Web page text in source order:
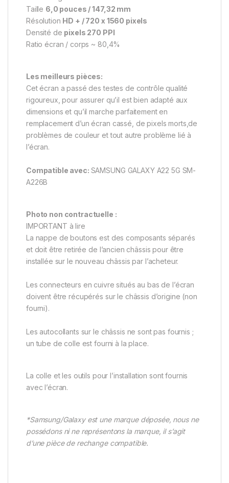
Taille 6,0 pouces / 147,32 mm
Résolution HD + / 720 x 1560 pixels
Densité de pixels 270 PPI
Ratio écran / corps ~ 80,4%
Les meilleurs pièces:
Cet écran a passé des testes de contrôle qualité
rigoureux, pour assurer qu’il est bien adapté aux
dimensions et qu’il marche parfaitement en
remplacement d’un écran cassé, de pixels morts,de
problèmes de couleur et tout autre problème lié à
l’écran.
Compatible avec: SAMSUNG GALAXY A22 5G SM-
A226B
Photo non contractuelle :
IMPORTANT à lire
La nappe de boutons est des composants séparés
et doit être retirée de l’ancien châssis pour être
installée sur le nouveau châssis par l’acheteur.
Les connecteurs en cuivre situés au bas de l’écran
doivent être récupérés sur le châssis d’origine (non
fourni).
Les autocollants sur le châssis ne sont pas fournis ;
un tube de colle est fourni à la place.
La colle et les outils pour l’installation sont fournis
avec l’écran.
*Samsung/Galaxy est une marque déposée, nous ne
possédons ni ne représentons la marque, il s’agit
d’une pièce de rechange compatible.